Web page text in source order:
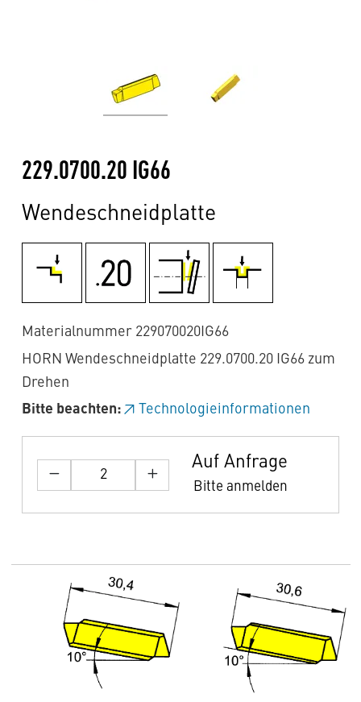
229.0700.20 IG66
Wendeschneidplatte
Materialnummer 229070020IG66
HORN Wendeschneidplatte 229.0700.20 IG66 zum
Drehen
Bitte beachten:
Technologieinformationen
Auf Anfrage
Bitte anmelden